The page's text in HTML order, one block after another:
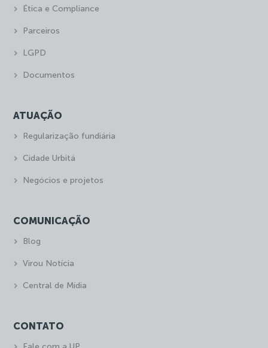
Ética e Compliance
Parceiros
LGPD
Documentos
ATUAÇÃO
Regularização fundiária
Cidade Urbitá
Negócios e projetos
COMUNICAÇÃO
Blog
Virou Notícia
Central de Mídia
CONTATO